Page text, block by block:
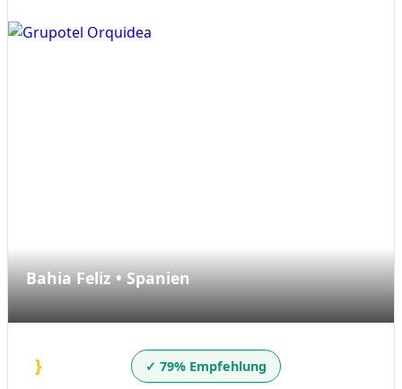
Bahia Feliz • Spanien
} ✓ 79% Empfehlung